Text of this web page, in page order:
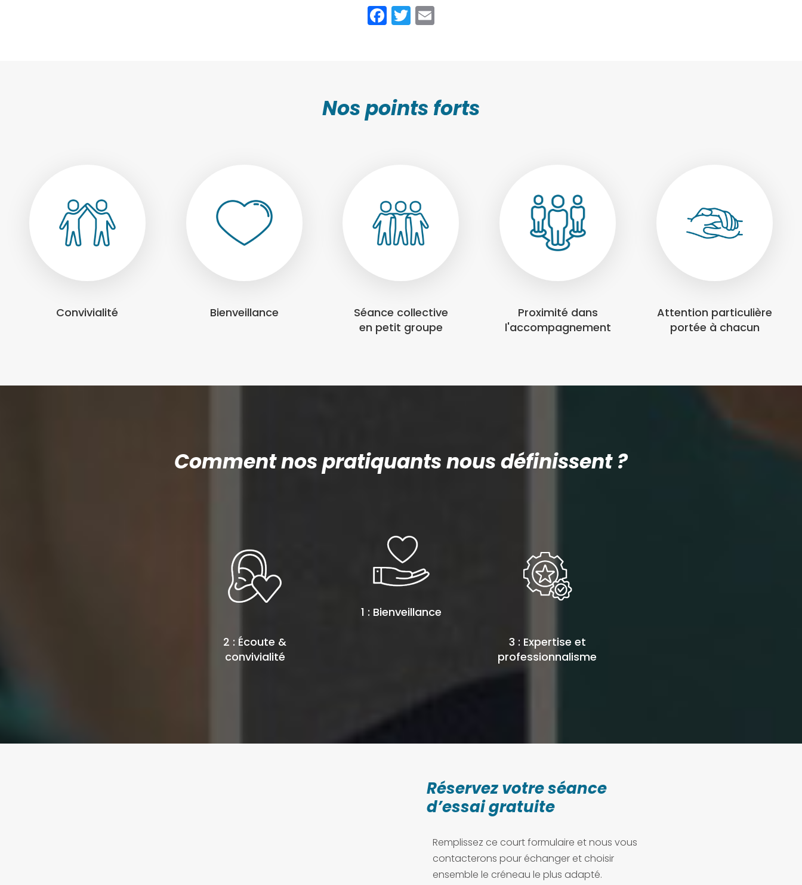
Facebook
Twitter
Nos points forts
Convivialité Bienveillance
Séance collective
en petit groupe
Proximité dans
l'accompagnement
Attention particulière
portée à chacun
Comment nos pratiquants nous définissent ?
2 : Écoute &
convivialité
1 : Bienveillance
3 : Expertise et
professionnalisme
Réservez votre séance
d’essai gratuite
Remplissez ce court formulaire et nous vous
contacterons pour échanger et choisir
ensemble le créneau le plus adapté.